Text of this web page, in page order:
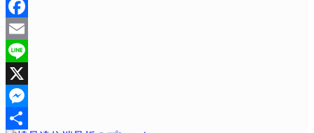
Facebook
Email
Line
X
Messenger